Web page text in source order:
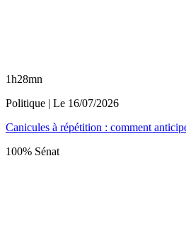
1h28mn
Politique | Le 16/07/2026
Canicules à répétition : comment
100% Sénat